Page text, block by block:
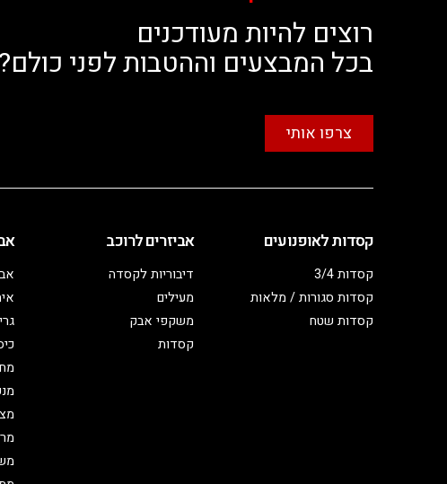
רוצים להיות מעודכנים
בכל המבצעים וההטבות לפני כולם?
צרפו אותי
קסדות לאופנועים
קסדות 3/4
קסדות סגורות / מלאות
קסדות שטח
אביזרים לרוכב
דיבוריות לקסדה
מעילים
משקפי אבק
קסדות